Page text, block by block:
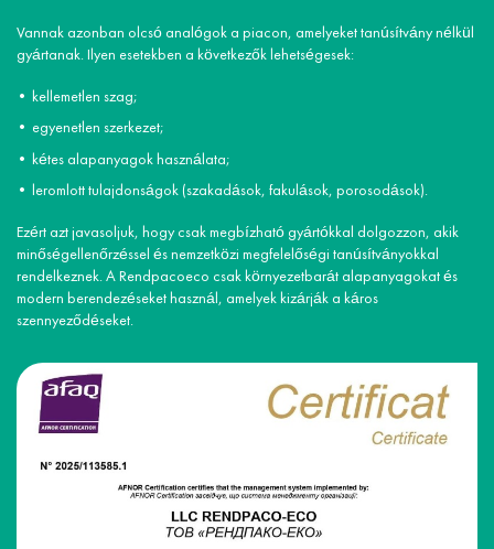
Vannak azonban olcsó analógok a piacon, amelyeket tanúsítvány nélkül
gyártanak. Ilyen esetekben a következők lehetségesek:
kellemetlen szag;
egyenetlen szerkezet;
kétes alapanyagok használata;
leromlott tulajdonságok (szakadások, fakulások, porosodások).
Ezért azt javasoljuk, hogy csak megbízható gyártókkal dolgozzon, akik
minőségellenőrzéssel és nemzetközi megfelelőségi tanúsítványokkal
rendelkeznek. A Rendpacoeco csak környezetbarát alapanyagokat és
modern berendezéseket használ, amelyek kizárják a káros
szennyeződéseket.